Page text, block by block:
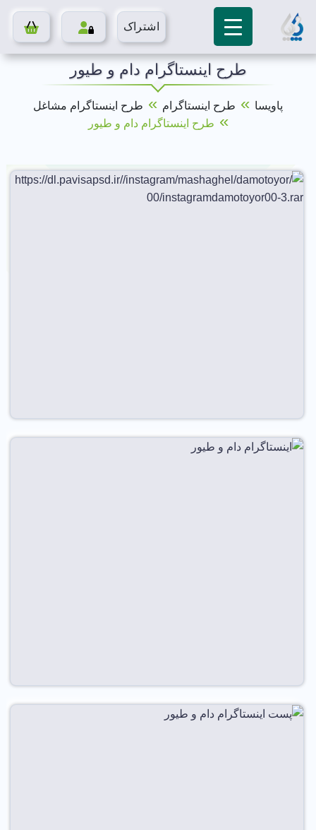
اشتراک
طرح اینستاگرام دام و طیور
پاویسا » طرح اینستاگرام » طرح اینستاگرام مشاغل
» طرح اینستاگرام دام و طیور